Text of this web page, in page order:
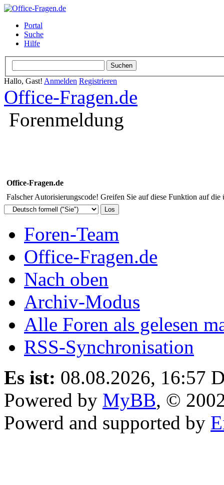
Portal
Suche
Hilfe
Hallo, Gast! Anmelden Registrieren
Office-Fragen.de
Forenmeldung
Office-Fragen.de
Falscher Autorisierungscode! Greifen Sie auf diese Funktion auf
Foren-Team
Office-Fragen.de
Nach oben
Archiv-Modus
Alle Foren als gelesen
RSS-Synchronisation
Es ist: 08.08.2026, 16:57
Powered by MyBB, ©
Powerd and supported by